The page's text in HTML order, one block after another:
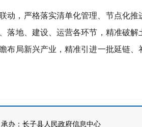
动，严格落实清单化管理、节点化推
落地、建设、运营各环节，精准破
布局新兴产业，精准引进一批延链
：长子县人民政府信息中心